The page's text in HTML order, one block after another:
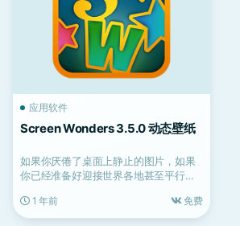
应用软件
Screen Wonders 3.5.0 动态壁纸
如果你厌倦了桌面上静止的图片，如果
你已经准备好迎接世界各地甚至平行宇
1 年前
免费